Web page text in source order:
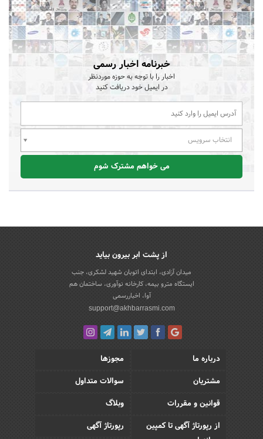
خبرنامه اخبار رسمی
اخبار را با توجه به حوزه موردنظر
در ایمیل خود دریافت کنید
انتخاب سرویس
می خواهم مشترک شوم
از پشت ابر بیرون بیاید
میدان آزادی، ابتدای اتوبان شهید لشکری، جنب
ایستگاه مترو بیمه، کارخانه نوآوری، ساختمان هم
آوا، اخباررسمی
support@akhbarrasmi.com
درباره ما
مجوزها
مشتریان
سوالات متداول
قوانین و مقررات
وبلاگ
از رپورتاژ آگهی تا کمپین
رپورتاژ آگهی